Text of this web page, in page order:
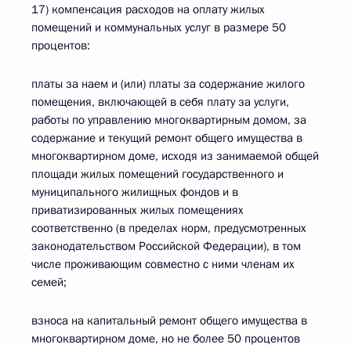
17) компенсация расходов на оплату жилых
помещений и коммунальных услуг в размере 50
процентов:
платы за наем и (или) платы за содержание жилого
помещения, включающей в себя плату за услуги,
работы по управлению многоквартирным домом, за
содержание и текущий ремонт общего имущества в
многоквартирном доме, исходя из занимаемой общей
площади жилых помещений государственного и
муниципального жилищных фондов и в
приватизированных жилых помещениях
соответственно (в пределах норм, предусмотренных
законодательством Российской Федерации), в том
числе проживающим совместно с ними членам их
семей;
взноса на капитальный ремонт общего имущества в
многоквартирном доме, но не более 50 процентов